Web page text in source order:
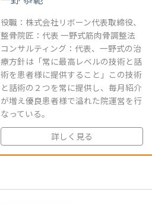
役職：株式会社リボーン代表取締役、
整骨院匠：代表 一野式筋肉骨調整法
コンサルティング：代表、一野式の治
療方針は「常に最高レベルの技術と話
術を患者様に提供すること」この技術
と話術の２つを常に提供し、毎月紹介
が増え優良患者様で溢れた院運営を行
なっている。
詳しく見る